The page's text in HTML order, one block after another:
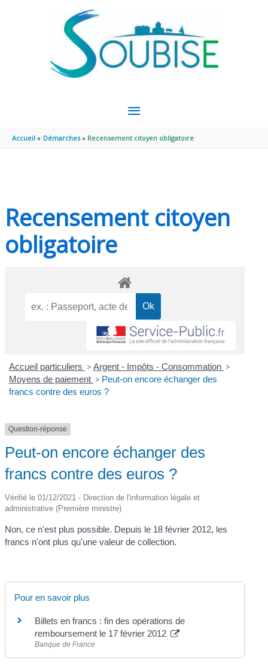
MENU
PRINCIPAL
Accueil Démarches Recensement citoyen obligatoire
Recensement citoyen
obligatoire
Accueil particuliers > Argent - Impôts - Consommation >
Moyens de paiement > Peut-on encore échanger des
francs contre des euros ?
Question-réponse
Peut-on encore échanger des
francs contre des euros ?
Vérifié le 01/12/2021 - Direction de l'information légale et
administrative (Première ministre)
Non, ce n'est plus possible. Depuis le 18 février 2012, les
francs n'ont plus qu'une valeur de collection.
Pour en savoir plus
Billets en francs : fin des opérations de
remboursement le 17 février 2012
Banque de France